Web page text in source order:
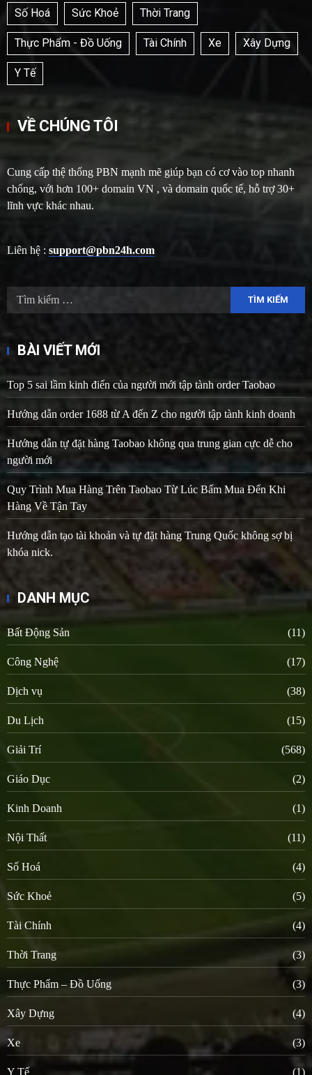
Số Hoá Sức Khoẻ Thời Trang
Thực Phẩm - Đồ Uống Tài Chính Xe Xây Dựng
Y Tế
VỀ CHÚNG TÔI
Cung cấp thệ thống PBN mạnh mẽ giúp bạn có cơ vào top nhanh
chống, với hơn 100+ domain VN , và domain quốc tế, hỗ trợ 30+
lĩnh vực khác nhau.
Liên hệ : support@pbn24h.com
Tìm
kiếm
BÀI VIẾT MỚI
Top 5 sai lầm kinh điển của người mới tập tành order Taobao
Hướng dẫn order 1688 từ A đến Z cho người tập tành kinh doanh
Hướng dẫn tự đặt hàng Taobao không qua trung gian cực dễ cho
người mới
Quy Trình Mua Hàng Trên Taobao Từ Lúc Bấm Mua Đến Khi
Hàng Về Tận Tay
Hướng dẫn tạo tài khoản và tự đặt hàng Trung Quốc không sợ bị
khóa nick.
DANH MỤC
Bất Động Sản (11)
Công Nghệ (17)
Dịch vụ (38)
Du Lịch (15)
Giải Trí (568)
Giáo Dục (2)
Kinh Doanh (1)
Nội Thất (11)
Số Hoá (4)
Sức Khoẻ (5)
Tài Chính (4)
Thời Trang (3)
Thực Phẩm – Đồ Uống (3)
Xây Dựng (4)
Xe (3)
Y Tế (1)